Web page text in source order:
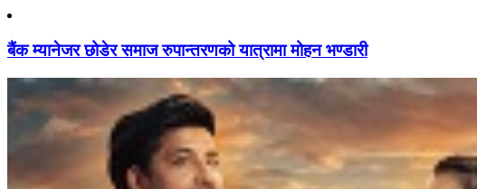
बैंक म्यानेजर छोडेर समाज रुपान्तरणको यात्रामा मोहन भण्डारी